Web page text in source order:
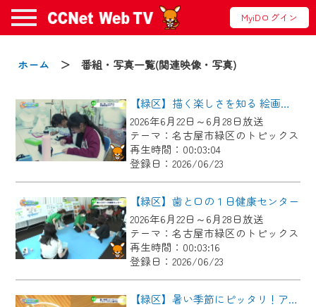
MyiDログイン
ホーム ＞ 番組・写真一覧(関連映像・写真)
【緑区】描く楽しさを知る 絵画教室ボザール
2026年6月22日～6月28日放送
テーマ：名古屋市緑区のトピックス
再生時間：00:03:04
登録日：2026/06/23
【緑区】歯と口の１日健康センター
2026年6月22日～6月28日放送
テーマ：名古屋市緑区のトピックス
再生時間：00:03:16
登録日：2026/06/23
【緑区】暑い季節にピッタリ！アサイーボウル専門店
お知らせ
2024/09/02
動画配信サービス『CCNet Web TV』は2024
年9月24日からリニューアルします！
【変更点】
◆デザイン変更により、お住まいの地域
の動画コンテンツが一目瞭然。
◆当社アプリやＰＣブラウザから、いつ
でも・どこでも・外出先でも！
CCNetサービスエリア20市町の地域情報
番組をご視聴いただけます！